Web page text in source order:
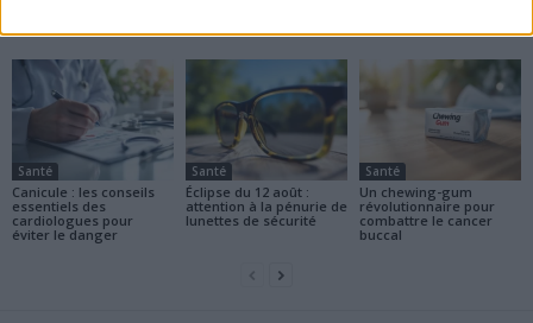
Santé
Canicule : les conseils
essentiels des
cardiologues pour
éviter le danger
Santé
Éclipse du 12 août :
attention à la pénurie de
lunettes de sécurité
Santé
Un chewing-gum
révolutionnaire pour
combattre le cancer
buccal